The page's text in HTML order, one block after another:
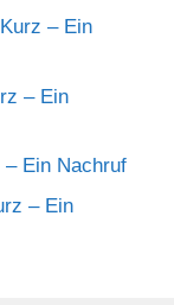
– Ein
– Ein
– Ein Nachruf
– Ein